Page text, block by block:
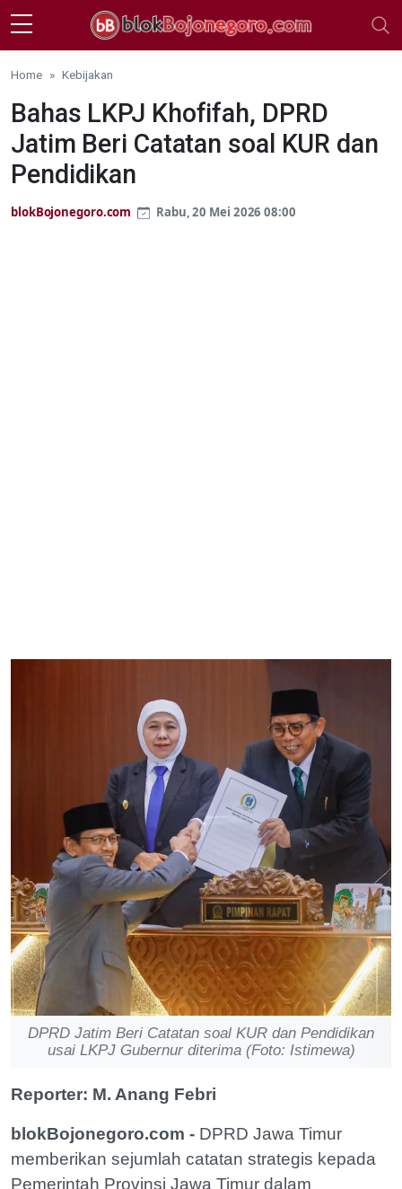
Skip to main content
Home Kebijakan
Bahas LKPJ Khofifah, DPRD
Jatim Beri Catatan soal KUR dan
Pendidikan
blokBojonegoro.com Rabu, 20 Mei 2026 08:00
DPRD Jatim Beri Catatan soal KUR dan Pendidikan
usai LKPJ Gubernur diterima (Foto: Istimewa)
Reporter: M. Anang Febri
blokBojonegoro.com - DPRD Jawa Timur
memberikan sejumlah catatan strategis kepada
Pemerintah Provinsi Jawa Timur dalam